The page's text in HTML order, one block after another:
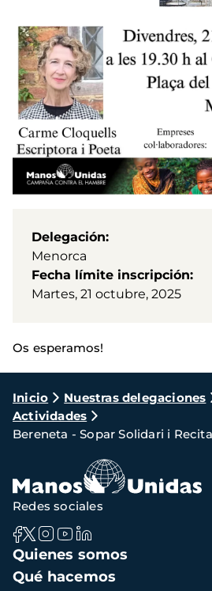
Delegación
Menorca
Fecha límite inscripción
Martes, 21 octubre, 2025
Os esperamos!
Ruta
de
navegación
Inicio Nuestras delegaciones
Actividades
Bereneta - Sopar Solidari i
Navegación
principal
Quienes somos
Qué hacemos
Redes sociales